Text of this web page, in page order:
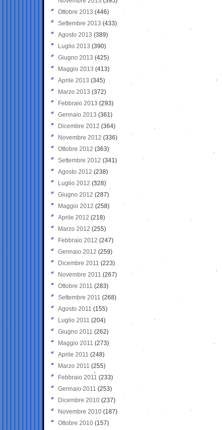
Ottobre 2013 (446)
Settembre 2013 (433)
Agosto 2013 (389)
Luglio 2013 (390)
Giugno 2013 (425)
Maggio 2013 (413)
Aprile 2013 (345)
Marzo 2013 (372)
Febbraio 2013 (293)
Gennaio 2013 (361)
Dicembre 2012 (364)
Novembre 2012 (336)
Ottobre 2012 (363)
Settembre 2012 (341)
Agosto 2012 (238)
Luglio 2012 (328)
Giugno 2012 (287)
Maggio 2012 (258)
Aprile 2012 (218)
Marzo 2012 (255)
Febbraio 2012 (247)
Gennaio 2012 (259)
Dicembre 2011 (223)
Novembre 2011 (267)
Ottobre 2011 (283)
Settembre 2011 (268)
Agosto 2011 (155)
Luglio 2011 (204)
Giugno 2011 (262)
Maggio 2011 (273)
Aprile 2011 (248)
Marzo 2011 (255)
Febbraio 2011 (233)
Gennaio 2011 (253)
Dicembre 2010 (237)
Novembre 2010 (187)
Ottobre 2010 (157)